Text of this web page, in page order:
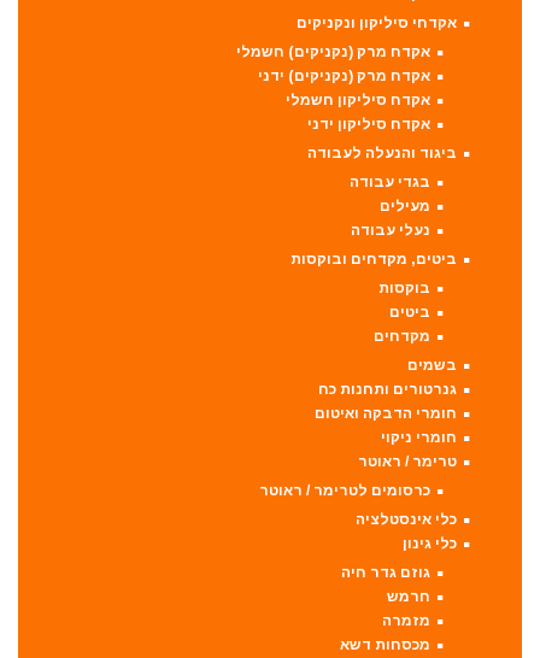
אקדחי סיליקון ונקניקים
אקדח מרק (נקניקים) חשמלי
אקדח מרק (נקניקים) ידני
אקדח סיליקון חשמלי
אקדח סיליקון ידני
ביגוד והנעלה לעבודה
בגדי עבודה
מעילים
נעלי עבודה
ביטים, מקדחים ובוקסות
בוקסות
ביטים
מקדחים
בשמים
גנרטורים ותחנות כח
חומרי הדבקה ואיטום
חומרי ניקוי
טרימר / ראוטר
כרסומים לטרימר / ראוטר
כלי אינסטלציה
כלי גינון
גוזם גדר חיה
חרמש
מזמרה
מכסחות דשא